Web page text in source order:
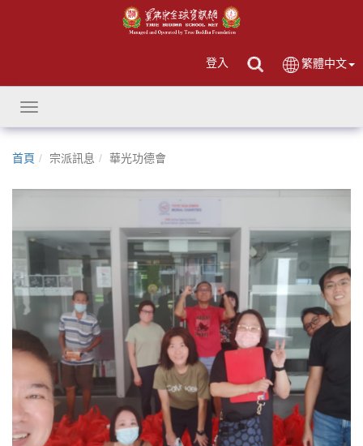
登入 繁體中文
Toggle
navigation
首頁 宗派訊息 華光功德會